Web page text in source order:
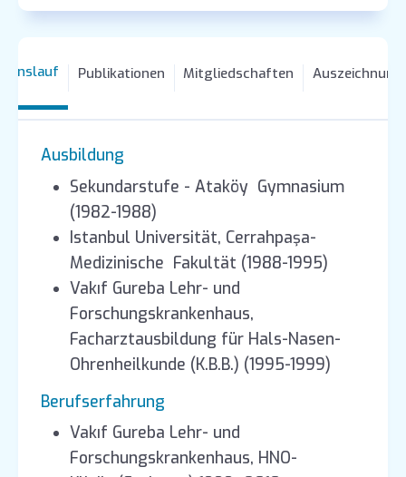
Publikationen Mitgliedschaften
Ausbildung
Sekundarstufe - Ataköy Gymnasium
(1982-1988)
Istanbul Universität, Cerrahpaşa-
Medizinische Fakultät (1988-1995)
Vakıf Gureba Lehr- und
Forschungskrankenhaus,
Facharztausbildung für Hals-Nasen-
Ohrenheilkunde (K.B.B.) (1995-1999)
Berufserfahrung
Vakıf Gureba Lehr- und
Forschungskrankenhaus, HNO-